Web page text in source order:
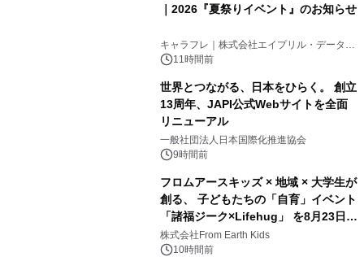
｜2026『夏祭りイベント』のお知らせ
キャラフレ｜株式会社エイプリル・データ・
デザインズ
11時間前
世界とつながる、日本をひらく。 創立
13周年、JAPI公式Webサイトを全面
リニューアル
一般社団法人日本国際化推進協会
9時間前
フロムアースキッズ × 地域 × 大学生が
創る、 子どもたちの「自育」イベント
「諸福ジーク×Lifehug」 を8月23日
(日)開催
株式会社From Earth Kids
10時間前